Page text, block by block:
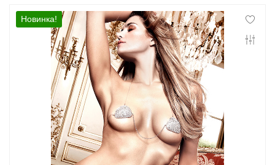
Конфиденциальность
Гарантии и возврат
Беспроцентная рассрочка
Новинка!